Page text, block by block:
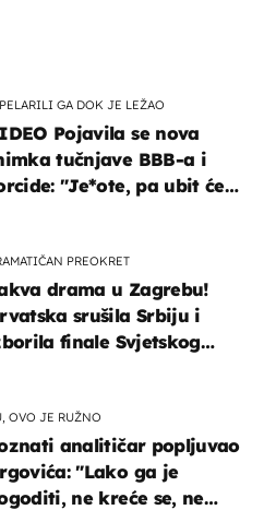
GA DOK JE LEŽAO
Pojavila se nova
tučnjave BBB-a i
"Je*ote, pa ubit će
PREOKRET
drama u Zagrebu!
srušila Srbiju i
finale Svjetskog
OVO JE RUŽNO
analitičar popljuvao
"Lako ga je
ne kreće se, ne